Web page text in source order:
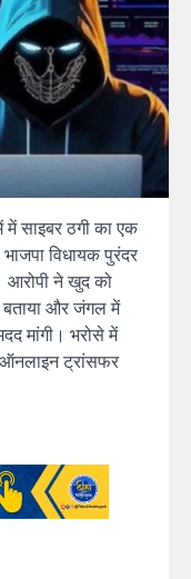
साइबर ठगी का एक
विधायक पुरंदर
आरोपी ने खुद को
बताया और जंगल में
मांगी। भरोसे में
ट्रांसफर